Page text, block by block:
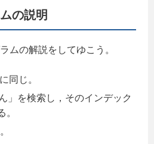
の説明
ムの解説をしてゆこう。
同じ。
」を検索し，そのインデック
。